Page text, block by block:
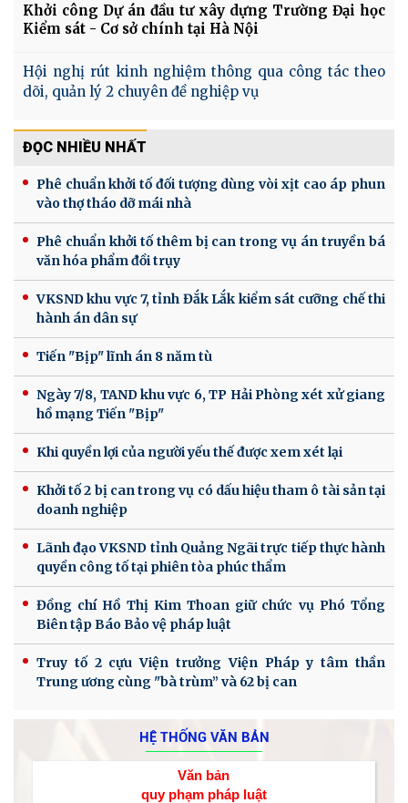
Khởi công Dự án đầu tư xây dựng Trường Đại học
Kiểm sát - Cơ sở chính tại Hà Nội
Hội nghị rút kinh nghiệm thông qua công tác theo
dõi, quản lý 2 chuyên đề nghiệp vụ
ĐỌC NHIỀU NHẤT
Phê chuẩn khởi tố đối tượng dùng vòi xịt cao áp phun
vào thợ tháo dỡ mái nhà
Phê chuẩn khởi tố thêm bị can trong vụ án truyền bá
văn hóa phẩm đồi trụy
VKSND khu vực 7, tỉnh Đắk Lắk kiểm sát cưỡng chế thi
hành án dân sự
Tiến "Bịp" lĩnh án 8 năm tù
Ngày 7/8, TAND khu vực 6, TP Hải Phòng xét xử giang
hồ mạng Tiến "Bịp"
Khi quyền lợi của người yếu thế được xem xét lại
Khởi tố 2 bị can trong vụ có dấu hiệu tham ô tài sản tại
doanh nghiệp
Lãnh đạo VKSND tỉnh Quảng Ngãi trực tiếp thực hành
quyền công tố tại phiên tòa phúc thẩm
Đồng chí Hồ Thị Kim Thoan giữ chức vụ Phó Tổng
Biên tập Báo Bảo vệ pháp luật
Truy tố 2 cựu Viện trưởng Viện Pháp y tâm thần
Trung ương cùng "bà trùm” và 62 bị can
HỆ THỐNG VĂN BẢN
Văn bản
quy phạm pháp luật